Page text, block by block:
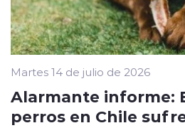
Martes 14 de julio de 2026
Alarmante informe:
perros en Chile